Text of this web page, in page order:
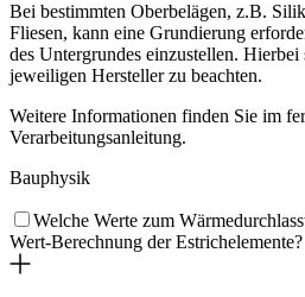
Bei bestimmten Oberbelägen, z.B.
Fliesen, kann eine Grundierung
des Untergrundes einzustellen.
jeweiligen Hersteller zu beachten.
Weitere Informationen finden Sie im
Verarbeitungsanleitung.
Bauphysik
Welche Werte zum
Wert-Berechnung der Estrichelemente?